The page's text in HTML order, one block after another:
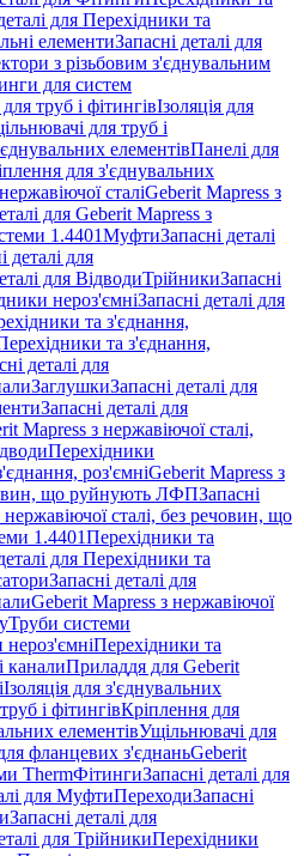
для Перехідники та
елементиЗапасні деталі для
з різьбовим з'єднувальним
для систем
для труб і фітингівІзоляція для
для труб і
елементівПанелі для
для з'єднувальних
сталіGeberit Mapress з
для Geberit Mapress з
1.4401МуфтиЗапасні деталі
деталі для
для ВідводиТрійникиЗапасні
нероз'ємніЗапасні деталі для
та з'єднання,
та з'єднання,
деталі для
ЗаглушкиЗапасні деталі для
Запасні деталі для
Mapress з нержавіючої сталі,
Перехідники
роз'ємніGeberit Mapress з
що руйнують ЛФПЗапасні
нержавіючої сталі, без речовин, що
1.4401Перехідники та
для Перехідники та
Запасні деталі для
Geberit Mapress з нержавіючої
Труби системи
Перехідники та
каналиПриладдя для Geberit
Ізоляція для з'єднувальних
і фітингівКріплення для
елементівУщільнювачі для
фланцевих з'єднаньGeberit
ThermФітингиЗапасні деталі для
для МуфтиПереходиЗапасні
Запасні деталі для
для ТрійникиПерехідники